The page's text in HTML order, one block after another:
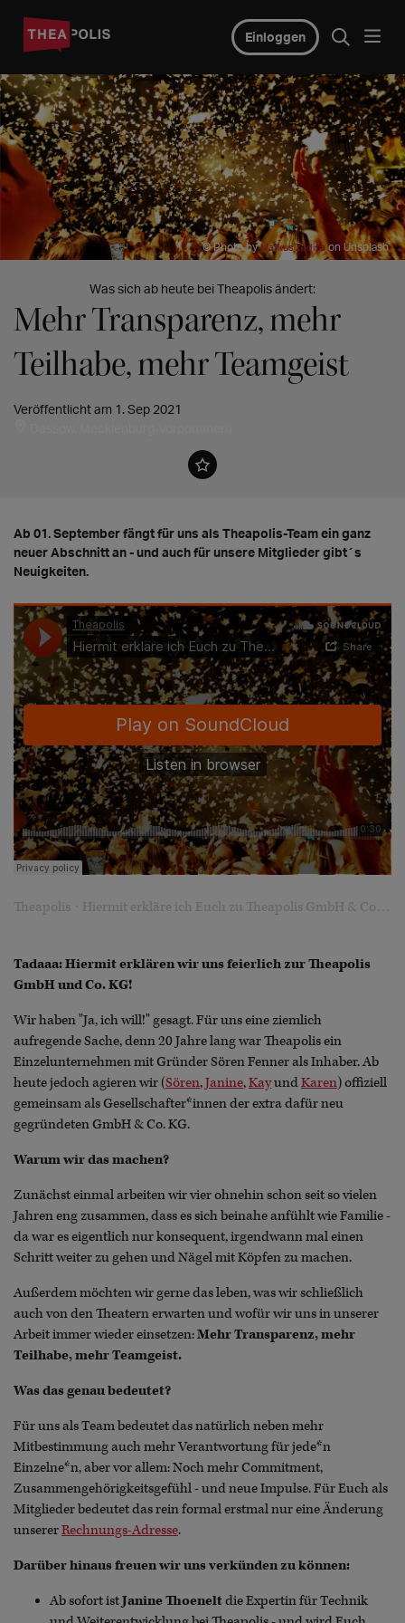
Einloggen
© Photo byMarkus Zadinaon Unsplash
Was sich ab heute bei Theapolis ändert:
Mehr Transparenz, mehr
Teilhabe, mehr Teamgeist
Veröffentlicht am 1. Sep 2021
Ab 01. September fängt für uns als Theapolis-Team ein ganz
neuer Abschnitt an - und auch für unsere Mitglieder gibt´s
Neuigkeiten.
Theapolis · Hiermit erkläre ich Euch zu Theapolis GmbH & Co. KG
Tadaaa: Hiermit erklären wir uns feierlich zur Theapolis
GmbH und Co. KG!
Wir haben "Ja, ich will!" gesagt. Für uns eine ziemlich
aufregende Sache, denn 20 Jahre lang war Theapolis ein
Einzelunternehmen mit Gründer Sören Fenner als Inhaber. Ab
heute jedoch agieren wir (Sören,Janine,KayundKaren) offiziell
gemeinsam als Gesellschafter*innen der extra dafür neu
gegründeten GmbH & Co. KG.
Warum wir das machen?
Zunächst einmal arbeiten wir vier ohnehin schon seit so vielen
Jahren eng zusammen, dass es sich beinahe anfühlt wie Familie -
da war es eigentlich nur konsequent, irgendwann mal einen
Schritt weiter zu gehen und Nägel mit Köpfen zu machen.
Außerdem möchten wir gerne das leben, was wir schließlich
auch von den Theatern erwarten und wofür wir uns in unserer
Arbeit immer wieder einsetzen:Mehr Transparenz, mehr
Teilhabe, mehr Teamgeist.
Was das genau bedeutet?
Für uns als Team bedeutet das natürlich neben mehr
Mitbestimmung auch mehr Verantwortung für jede*n
Einzelne*n, aber vor allem: Noch mehr Commitment,
Zusammengehörigkeitsgefühl - und neue Impulse. Für Euch als
Mitglieder bedeutet das rein formal erstmal nur eine Änderung
unsererRechnungs-Adresse.
Darüber hinaus freuen wir uns verkünden zu können:
Ab sofort istJanine Thoeneltdie Expertin für Technik